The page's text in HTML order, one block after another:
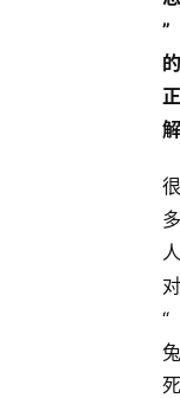
”
的
正
解
很
多
人
对
“
兔
死